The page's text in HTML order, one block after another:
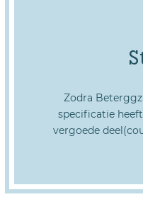
Zodra
specificatie
vergoede